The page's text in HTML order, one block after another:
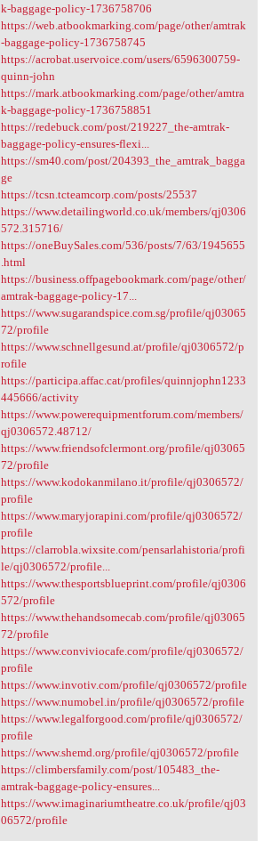
k-baggage-policy-1736758706
https://web.atbookmarking.com/page/other/amtrak
-baggage-policy-1736758745
https://acrobat.uservoice.com/users/6596300759-
quinn-john
https://mark.atbookmarking.com/page/other/amtra
k-baggage-policy-1736758851
https://redebuck.com/post/219227_the-amtrak-
baggage-policy-ensures-flexi...
https://sm40.com/post/204393_the_amtrak_bagga
ge
https://tcsn.tcteamcorp.com/posts/25537
https://www.detailingworld.co.uk/members/qj0306
572.315716/
https://oneBuySales.com/536/posts/7/63/1945655
.html
https://business.offpagebookmark.com/page/other/
amtrak-baggage-policy-17...
https://www.sugarandspice.com.sg/profile/qj03065
72/profile
https://www.schnellgesund.at/profile/qj0306572/p
rofile
https://participa.affac.cat/profiles/quinnjophn1233
445666/activity
https://www.powerequipmentforum.com/members/
qj0306572.48712/
https://www.friendsofclermont.org/profile/qj03065
72/profile
https://www.kodokanmilano.it/profile/qj0306572/
profile
https://www.maryjorapini.com/profile/qj0306572/
profile
https://clarrobla.wixsite.com/pensarlahistoria/profi
le/qj0306572/profile...
https://www.thesportsblueprint.com/profile/qj0306
572/profile
https://www.thehandsomecab.com/profile/qj03065
72/profile
https://www.conviviocafe.com/profile/qj0306572/
profile
https://www.invotiv.com/profile/qj0306572/profile
https://www.numobel.in/profile/qj0306572/profile
https://www.legalforgood.com/profile/qj0306572/
profile
https://www.shemd.org/profile/qj0306572/profile
https://climbersfamily.com/post/105483_the-
amtrak-baggage-policy-ensures...
https://www.imaginariumtheatre.co.uk/profile/qj03
06572/profile